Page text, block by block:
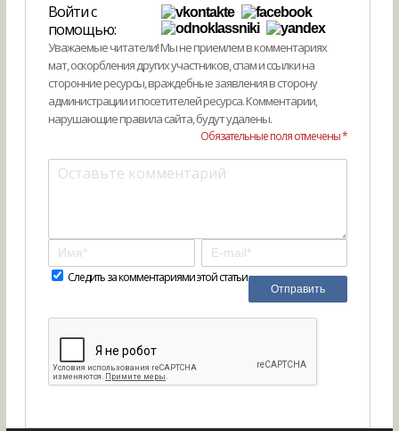
Войти с
помощью:
Уважаемые читатели! Мы не приемлем в комментариях
мат, оскорбления других участников, спам и ссылки на
сторонние ресурсы, враждебные заявления в сторону
администрации и посетителей ресурса. Комментарии,
нарушающие правила сайта, будут удалены.
Обязательные поля отмечены *
Следить за комментариями этой статьи